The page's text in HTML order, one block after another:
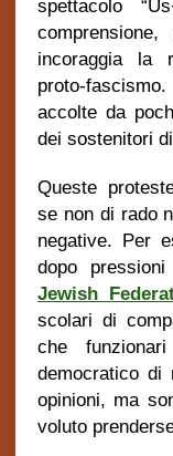
spettacolo
incoraggia la
proto-
accolte da
dei sostenitori
Queste
se non di rado
negative. Per
dopo
Jewish
scolari di
che
democratico di
opinioni, ma
voluto